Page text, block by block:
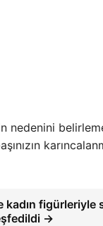
nedenini
kadın
→